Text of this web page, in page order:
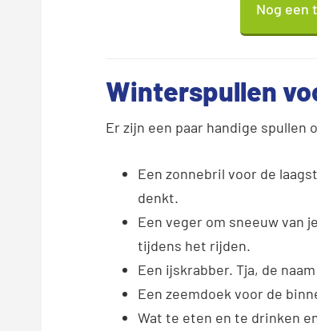
Nog een
Winterspullen
Er zijn een paar handige spullen
Een zonnebril voor de
denkt.
Een veger om sneeuw van
tijdens het rijden.
Een ijskrabber. Tja, de
Een zeemdoek voor de
Wat te eten en te drinken